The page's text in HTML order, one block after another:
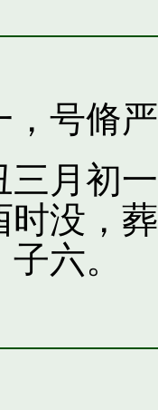
，号脩严
三月初
时没，
六。